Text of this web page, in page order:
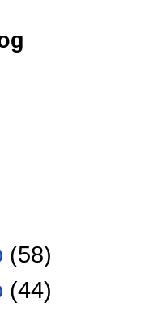
(58)
(44)